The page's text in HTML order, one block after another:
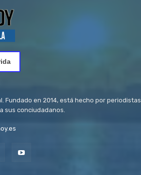
Fundado en 2014, está hecho por periodistas
sus conciudadanos.